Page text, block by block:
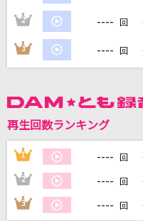
カラオケ最
2 ---- 回
3 ---- 回
再生回数ランキング
1 ---- 回
2 ---- 回
3 ---- 回